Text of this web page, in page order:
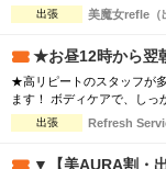
リティでお客様をお出迎え
下さいませ。 容姿、接客全
是非この機会に日頃...
出張 美魔女refle（
★お昼12時から翌
★高リピートのスタッフが多数出勤！ お電話1本で最短15分～
ます！ ボディケアで、しっかりもみほぐすも良し！ リンパセラピーで体の深部ま
で癒すも良し！ 出張マッサージ・リラクゼーション リフレッシュサービスでは、
技術接遇研修検定をクリア
出張 Refresh
▼【美AURA割・